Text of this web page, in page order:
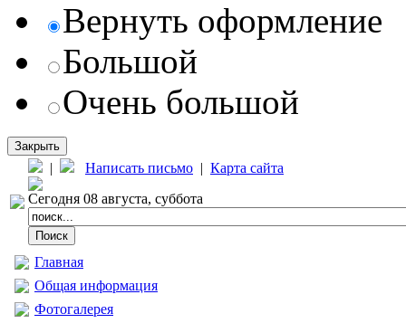
Вернуть оформление
Большой
Очень большой
Закрыть
| Написать письмо | Карта сайта
Сегодня 08 августа, суббота
Главная
Общая информация
Фотогалерея